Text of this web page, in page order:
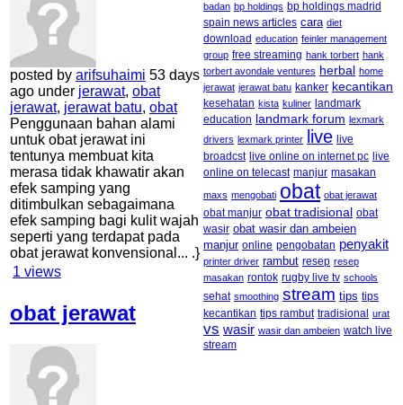
posted by arifsuhaimi 53 days
ago under jerawat, obat
jerawat, jerawat batu, obat
Penggunaan bahan alami
untuk obat jerawat ini
tentunya membuat kita
merasa tidak khawatir akan
efek samping yang
ditimbulkan sebagaimana
efek samping bagi kulit wajah
seperti yang terdapat pada
obat jerawat konvensional... .}
1 views
obat jerawat
badan bp holdings bp holdings madrid
spain news articles cara diet
download education feinler management
group free streaming hank torbert hank
torbert avondale ventures herbal home
jerawat jerawat batu kanker kecantikan
kesehatan kista kuliner landmark
education landmark forum lexmark
drivers lexmark printer live live
broadcst live online on internet pc live
online on telecast manjur masakan
maxs mengobati obat obat jerawat
obat manjur obat tradisional obat
wasir obat wasir dan ambeien
manjur online pengobatan penyakit
printer driver rambut resep resep
masakan rontok rugby live tv schools
sehat smoothing stream tips tips
kecantikan tips rambut tradisional urat
vs wasir wasir dan ambeien watch live
stream